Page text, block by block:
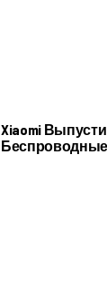
Xiaomi